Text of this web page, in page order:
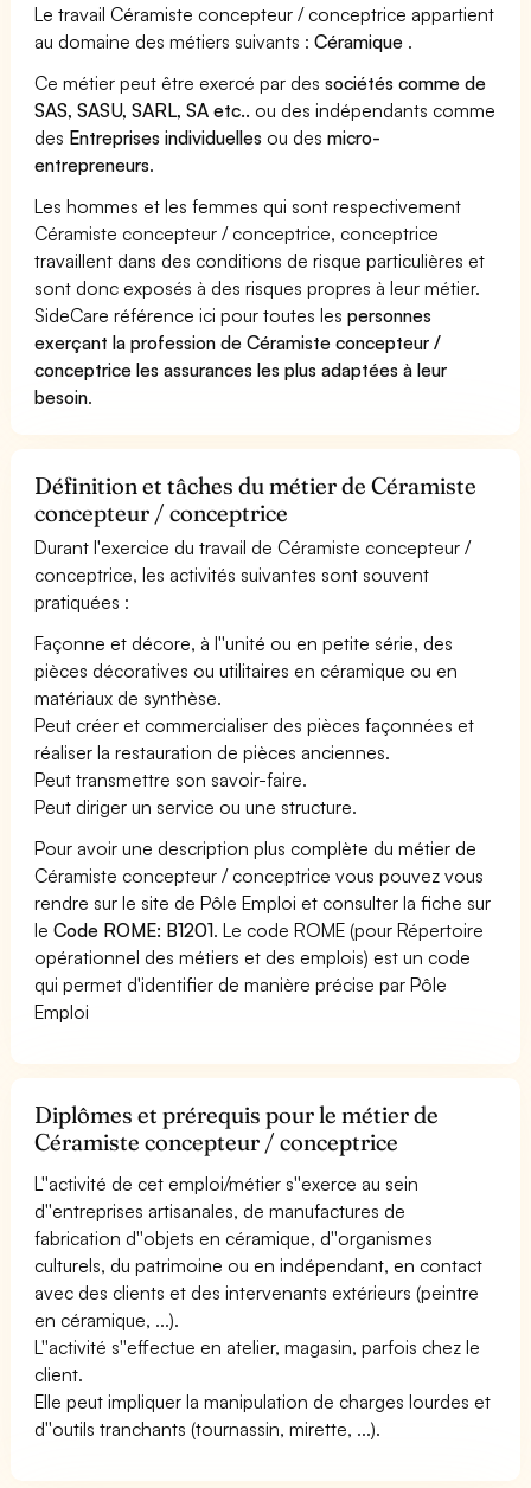
Le travail Céramiste concepteur / conceptrice appartient
au domaine des métiers suivants :Céramique .
Ce métier peut être exercé par dessociétés comme de
SAS, SASU, SARL, SA etc.. ou des indépendants comme
des Entreprises individuelles ou desmicro-
entrepreneurs.
Les hommes et les femmes qui sont respectivement
Céramiste concepteur / conceptrice, conceptrice
travaillent dans des conditions de risque particulières et
sont donc exposés à des risques propres à leur métier.
SideCare référence ici pour toutes lespersonnes
exerçant la profession de Céramiste concepteur /
conceptrice les assurances les plus adaptées à leur
besoin.
Définition et tâches du métier de Céramiste
concepteur / conceptrice
Durant l'exercice du travail de Céramiste concepteur /
conceptrice, les activités suivantes sont souvent
pratiquées :
Façonne et décore, à l''unité ou en petite série, des
pièces décoratives ou utilitaires en céramique ou en
matériaux de synthèse.
Peut créer et commercialiser des pièces façonnées et
réaliser la restauration de pièces anciennes.
Peut transmettre son savoir-faire.
Peut diriger un service ou une structure.
Pour avoir une description plus complète du métier de
Céramiste concepteur / conceptrice vous pouvez vous
rendre sur le site de Pôle Emploi et consulter la fiche sur
leCode ROME: B1201. Le code ROME (pour Répertoire
opérationnel des métiers et des emplois) est un code
qui permet d'identifier de manière précise par Pôle
Emploi
Diplômes et prérequis pour le métier de
Céramiste concepteur / conceptrice
L''activité de cet emploi/métier s''exerce au sein
d''entreprises artisanales, de manufactures de
fabrication d''objets en céramique, d''organismes
culturels, du patrimoine ou en indépendant, en contact
avec des clients et des intervenants extérieurs (peintre
en céramique, ...).
L''activité s''effectue en atelier, magasin, parfois chez le
client.
Elle peut impliquer la manipulation de charges lourdes et
d''outils tranchants (tournassin, mirette, ...).